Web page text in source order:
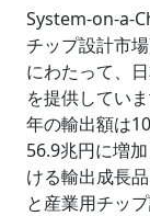
System-on-a-
チップ設計市
にわたって、
を提供してい
年の輸出額は
56.9兆円に増
ける輸出成長
と産業用チッ